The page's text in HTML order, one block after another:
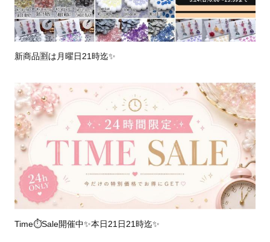
新商品🈹は月曜日21時迄✨️
Time⏱Sale開催中✨️本日21日21時迄✨